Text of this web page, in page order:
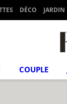
DÉCO JARDIN
COUPLE